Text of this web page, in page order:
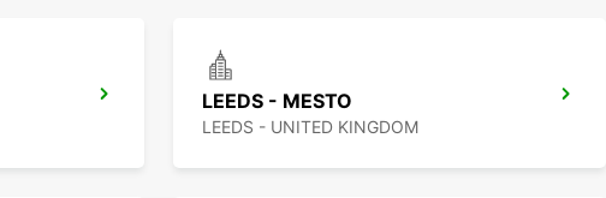
LEEDS - MESTO
LEEDS - UNITED KINGDOM